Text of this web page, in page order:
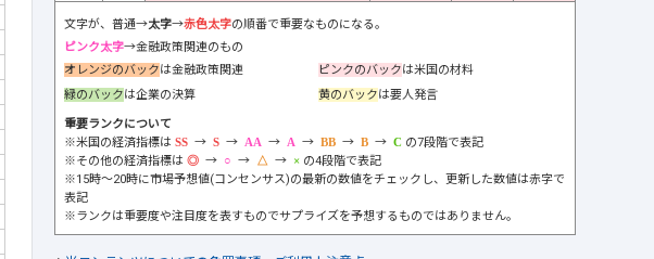
文字が、普通→太字→赤色太字の順番で重要なものになる。
ピンク太字→金融政策関連のもの
オレンジのバックは金融政策関連 ピンクのバックは米国の材料
緑のバックは企業の決算 黄のバックは要人発言
重要ランクについて
※米国の経済指標は
→ → → → → →
の7段階で表記
※その他の経済指標は
→ → →
の4段階で表記
※15時～20時に市場予想値(コンセンサス)の最新の数値をチェックし、更新した数値は赤字で
表記
※ランクは重要度や注目度を表すものでサプライズを予想するものではありません。